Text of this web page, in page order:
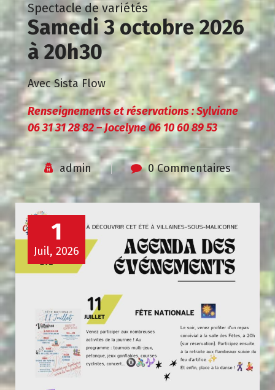
Spectacle de variétés
Samedi 3 octobre 2026
à 20h30
Avec Sista Flow
Renseignements et réservations : Sylviane
06 31 31 28 82 – Jocelyne 06 10 60 89 53
admin 0 Commentaires
1
Juil, 2026